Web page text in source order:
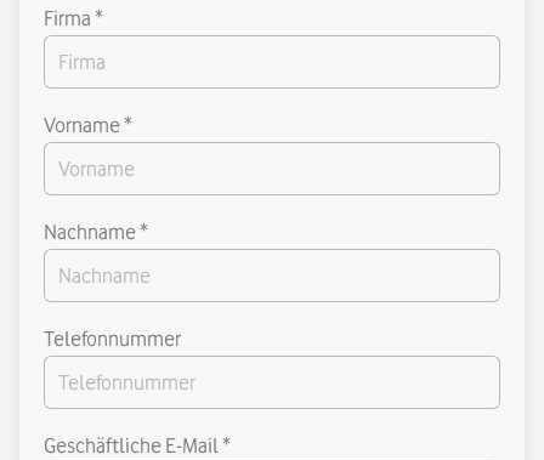
Firma *
Vorname *
Nachname *
Telefonnummer
Geschäftliche E-Mail *